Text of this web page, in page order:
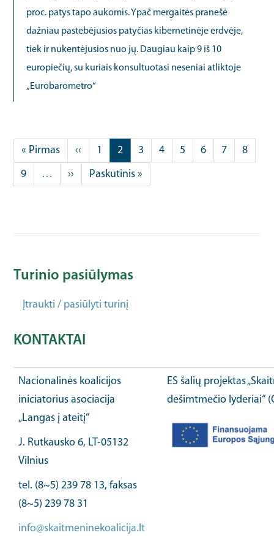
proc. patys tapo aukomis. Ypač mergaitės pranešė
dažniau pastebėjusios patyčias kibernetinėje erdvėje,
tiek ir nukentėjusios nuo jų. Daugiau kaip 9 iš 10
europiečių, su kuriais konsultuotasi neseniai atliktoje
„Eurobarometro“
Pagination
First
page
« Pirmas
Previous
page
‹‹ Puslapis
1
Current
page
2 Puslapis
3 Puslapis
4 Puslapis
5 Puslapis
6 Puslapis
7 8
Puslapis
9 …
Next
page
››
Last
page
Paskutinis »
Turinio pasiūlymas
Įtraukti / pasiūlyti turinį
KONTAKTAI
Nacionalinės koalicijos
iniciatorius asociacija
„Langas į ateitį“
J. Rutkausko 6, LT-05132
Vilnius
tel. (8~5) 239 78 13, faksas
(8~5) 239 78 31
info@skaitmeninekoalicija.lt
ES šalių projektas
dešimtmečio lyderiai“